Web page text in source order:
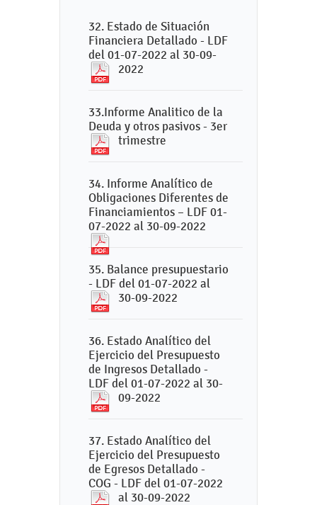
32. Estado de Situación
Financiera Detallado - LDF
del 01-07-2022 al 30-09-
2022
33.Informe Analitico de la
Deuda y otros pasivos - 3er
trimestre
34. Informe Analítico de
Obligaciones Diferentes de
Financiamientos – LDF 01-
07-2022 al 30-09-2022
35. Balance presupuestario
- LDF del 01-07-2022 al
30-09-2022
36. Estado Analítico del
Ejercicio del Presupuesto
de Ingresos Detallado -
LDF del 01-07-2022 al 30-
09-2022
37. Estado Analítico del
Ejercicio del Presupuesto
de Egresos Detallado -
COG - LDF del 01-07-2022
al 30-09-2022